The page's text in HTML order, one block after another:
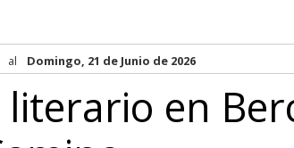
al Domingo, 21 de Junio de 2026
en